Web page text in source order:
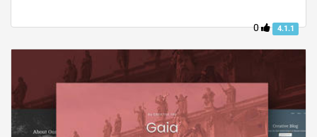
0 4.1.1